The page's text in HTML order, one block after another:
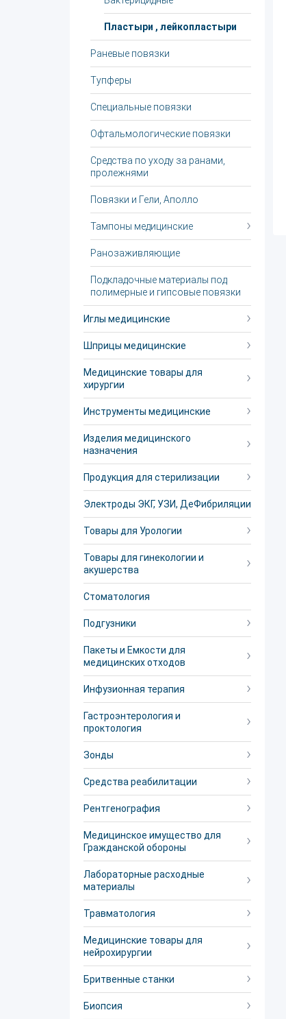
Пластыри , лейкопластыри
Раневые повязки
Тупферы
Специальные повязки
Офтальмологические повязки
Средства по уходу за ранами,
пролежнями
Повязки и Гели, Аполло
Тампоны медицинские
Ранозаживляющие
Подкладочные материалы под
полимерные и гипсовые повязки
Иглы медицинские
Шприцы медицинские
Медицинские товары для
хирургии
Инструменты медицинские
Изделия медицинского
назначения
Продукция для стерилизации
Электроды ЭКГ, УЗИ, ДеФибриляции
Товары для Урологии
Товары для гинекологии и
акушерства
Стоматология
Подгузники
Пакеты и Емкости для
медицинских отходов
Инфузионная терапия
Гастроэнтерология и
проктология
Зонды
Средства реабилитации
Рентгенография
Медицинское имущество для
Гражданской обороны
Лабораторные расходные
материалы
Травматология
Медицинские товары для
нейрохирургии
Бритвенные станки
Биопсия